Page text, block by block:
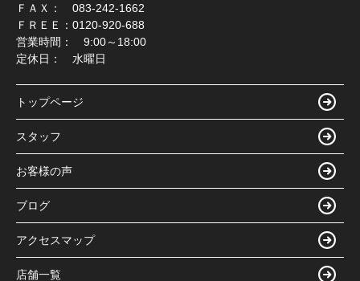
ＦＡＸ： 083-242-1662
ＦＲＥＥ：0120-920-688
営業時間： 9:00～18:00
定休日： 水曜日
トップページ
スタッフ
お客様の声
ブログ
アクセスマップ
店舗一覧